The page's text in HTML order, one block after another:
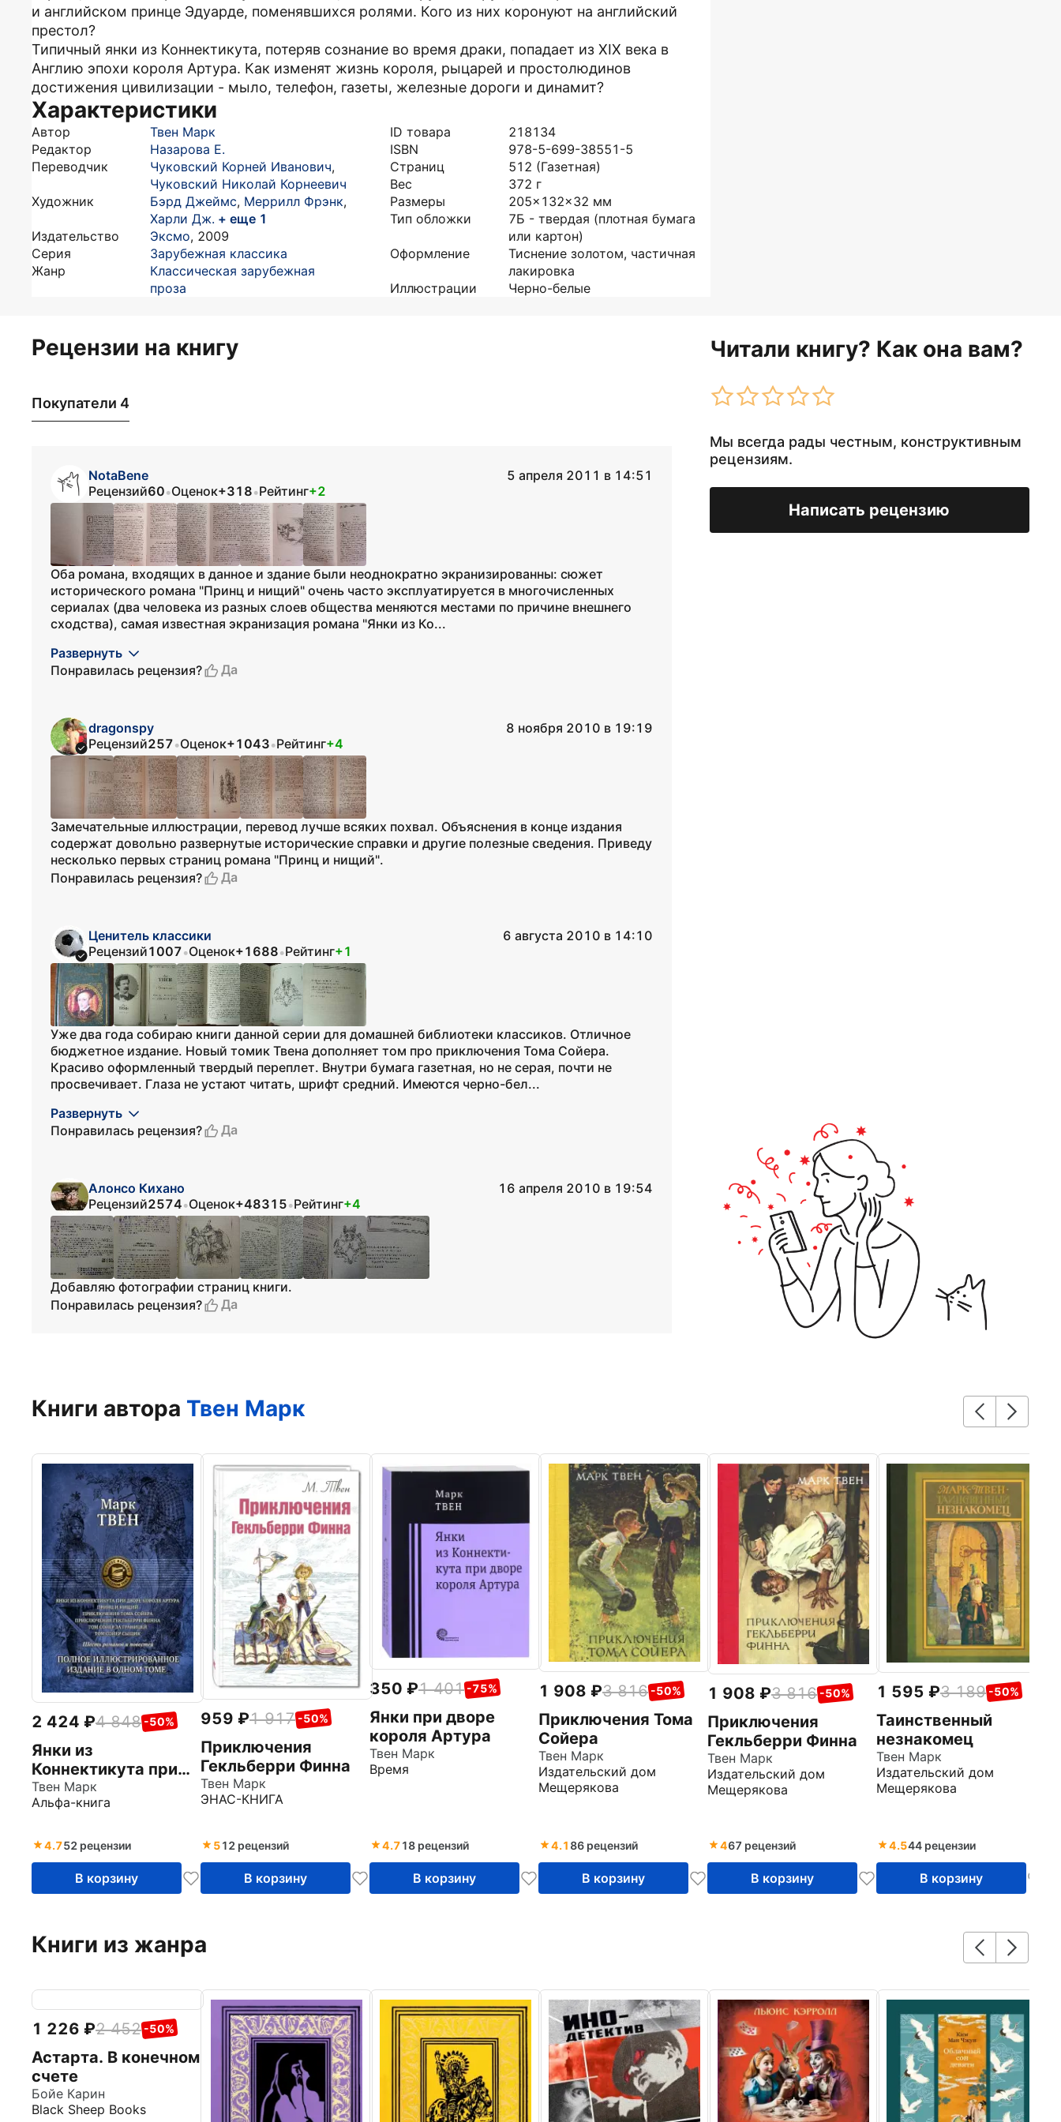
и английском принце Эдуарде, поменявшихся ролями. Кого из них коронуют на английский
престол?
Типичный янки из Коннектикута, потеряв сознание во время драки, попадает из XIX века в
Англию эпохи короля Артура. Как изменят жизнь короля, рыцарей и простолюдинов
достижения цивилизации - мыло, телефон, газеты, железные дороги и динамит?
Характеристики
Автор
Твен Марк
Редактор
Назарова Е.
Переводчик
Чуковский Корней Иванович,
Чуковский Николай Корнеевич
Художник
Бэрд Джеймс, Меррилл Фрэнк,
Харли Дж. + еще 1
Издательство
Эксмо, 2009
Серия
Зарубежная классика
Жанр
Классическая зарубежная
проза
ID товара
218134
ISBN
978-5-699-38551-5
Страниц
512 (Газетная)
Вес
372 г
Размеры
205x132x32 мм
Тип обложки
7Б - твердая (плотная бумага
или картон)
Оформление
Тиснение золотом, частичная
лакировка
Иллюстрации
Черно-белые
Рецензии на книгу Читали книгу? Как она вам?
Мы всегда рады честным, конструктивным
рецензиям.
Написать рецензию
Покупатели 4
NotaBene
5 апреля 2011 в 14:51
Рецензий60•Оценок+318•Рейтинг+2
Оба романа, входящих в данное и здание были неоднократно экранизированны: сюжет
исторического романа "Принц и нищий" очень часто эксплуатируется в многочисленных
сериалах (два человека из разных слоев общества меняются местами по причине внешнего
сходства), самая известная экранизация романа "Янки из Ко...
Развернуть
Понравилась рецензия?
Да
dragonspy
8 ноября 2010 в 19:19
Рецензий257•Оценок+1043•Рейтинг+4
Замечательные иллюстрации, перевод лучше всяких похвал. Объяснения в конце издания
содержат довольно развернутые исторические справки и другие полезные сведения. Приведу
несколько первых страниц романа "Принц и нищий".
Понравилась рецензия?
Да
Ценитель классики
6 августа 2010 в 14:10
Рецензий1007•Оценок+1688•Рейтинг+1
Уже два года собираю книги данной серии для домашней библиотеки классиков. Отличное
бюджетное издание. Новый томик Твена дополняет том про приключения Тома Сойера.
Красиво оформленный твердый переплет. Внутри бумага газетная, но не серая, почти не
просвечивает. Глаза не устают читать, шрифт средний. Имеются черно-бел...
Развернуть
Понравилась рецензия?
Да
Алонсо Кихано
16 апреля 2010 в 19:54
Рецензий2574•Оценок+48315•Рейтинг+4
Добавляю фотографии страниц книги.
Понравилась рецензия?
Да
Книги автора Твен Марк
2 424 4 848 -50%
Янки из
Коннектикута при
дворе короля
Артура. Принц и
Приключения Тома
Сойера
Твен Марк
Альфа-книга
4.752 рецензии
В корзину
959 1 917 -50%
Приключения
Гекльберри Финна
Твен Марк
ЭНАС-КНИГА
512 рецензий
В корзину
350 1 401 -75%
Янки при дворе
короля Артура
Твен Марк
Время
4.718 рецензий
В корзину
1 908 3 816 -50%
Приключения Тома
Сойера
Твен Марк
Издательский дом
Мещерякова
4.1 86 рецензий
В корзину
1 908 3 816 -50%
Приключения
Гекльберри Финна
Твен Марк
Издательский дом
Мещерякова
467 рецензий
В корзину
1 595 3 189 -50%
Таинственный
незнакомец
Твен Марк
Издательский дом
Мещерякова
4.544 рецензии
В корзину
Книги из жанра
1 226 2 452 -50%
Астарта. В конечном
счете
Бойе Карин
Black Sheep Books